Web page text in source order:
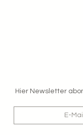
Hier Newsletter